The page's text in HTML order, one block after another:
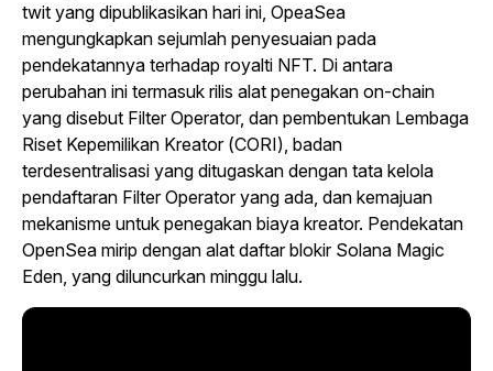
twit yang dipublikasikan hari ini, OpeaSea
mengungkapkan sejumlah penyesuaian pada
pendekatannya terhadap royalti NFT. Di antara
perubahan ini termasuk rilis alat penegakan on-chain
yang disebut Filter Operator, dan pembentukan Lembaga
Riset Kepemilikan Kreator (CORI), badan
terdesentralisasi yang ditugaskan dengan tata kelola
pendaftaran Filter Operator yang ada, dan kemajuan
mekanisme untuk penegakan biaya kreator. Pendekatan
OpenSea mirip dengan alat daftar blokir Solana Magic
Eden, yang diluncurkan minggu lalu.